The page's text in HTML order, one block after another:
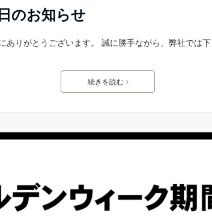
のお知らせ
ありがとうございます。 誠に勝手ながら、弊社では下
続きを読む